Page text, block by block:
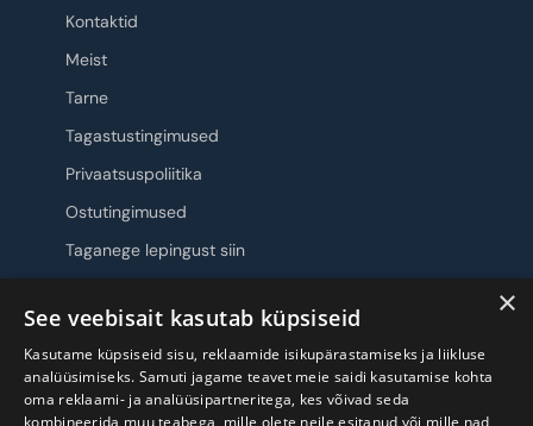
Kontaktid
Meist
Tarne
Tagastustingimused
Privaatsuspoliitika
Ostutingimused
Taganege lepingust siin
Jälgi meid ×
See veebisait kasutab küpsiseid
Kasutame küpsiseid sisu, reklaamide isikupärastamiseks ja liikluse
analüüsimiseks. Samuti jagame teavet meie saidi kasutamise kohta
oma reklaami- ja analüüsipartneritega, kes võivad seda
kombineerida muu teabega, mille olete neile esitanud või mille nad